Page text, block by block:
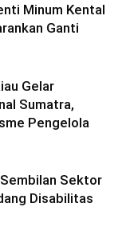
Minum Kental
Ganti
Gelar
Sumatra,
Pengelola
Sektor
Disabilitas